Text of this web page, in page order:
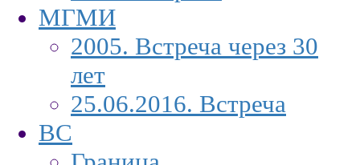
МГМИ
2005. Встреча через 30
лет
25.06.2016. Встреча
ВС